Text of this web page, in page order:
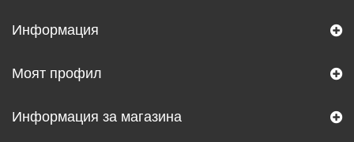
Информация
Моят профил
Информация за магазина